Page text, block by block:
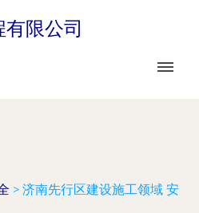
限公司
> 济南先行区建设施工领域 安